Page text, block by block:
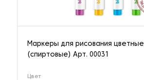
Кофры для хранения белья
Кухонная посуда
Маркеры для рисования цветные
(спиртовые) Арт. 00031
Цвет